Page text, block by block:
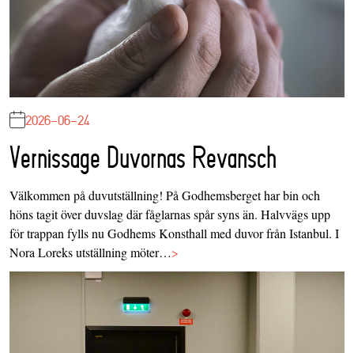
2026-06-24
Vernissage Duvornas Revansch
Välkommen på duvutställning! På Godhemsberget har bin och
höns tagit över duvslag där fåglarnas spår syns än. Halvvägs upp
för trappan fylls nu Godhems Konsthall med duvor från Istanbul. I
Nora Loreks utställning möter…>